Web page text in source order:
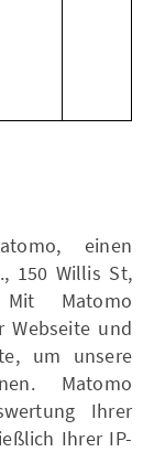
einen
150 Willis St,
Mit Matomo
Webseite und
um unsere
Matomo
Ihrer
Ihrer IP-